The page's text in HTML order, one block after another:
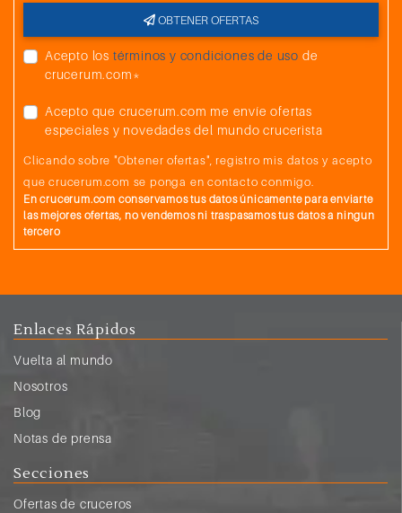
OBTENER OFERTAS
Acepto los términos y condiciones de uso de
crucerum.com*
Acepto que crucerum.com me envíe ofertas
especiales y novedades del mundo crucerista
Clicando sobre "Obtener ofertas", registro mis datos y acepto
que crucerum.com se ponga en contacto conmigo.
En crucerum.com conservamos tus datos únicamente para enviarte
las mejores ofertas, no vendemos ni traspasamos tus datos a ningun
tercero
Enlaces Rápidos
Vuelta al mundo
Nosotros
Blog
Notas de prensa
Secciones
Ofertas de cruceros